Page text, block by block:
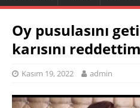
Oy pusulasını
karısını
Kasım 19, 2022 admin